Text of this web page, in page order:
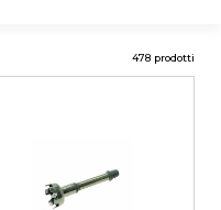
478 prodotti